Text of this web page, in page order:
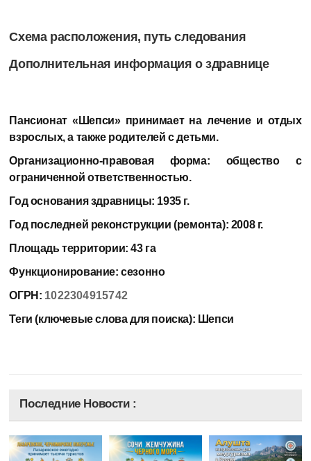
Схема расположения, путь следования
Дополнительная информация о здравнице
Пансионат «Шепси»принимает на лечение и отдых
взрослых, а также родителей с детьми.
Организационно-правовая форма: общество с
ограниченной ответственностью.
Год основания здравницы: 1935 г.
Год последней реконструкции (ремонта): 2008 г.
Площадь территории:43 га
Функционирование:сезонно
ОГРН: 1022304915742
Теги (ключевые слова для поиска): Шепси
Последние Новости :